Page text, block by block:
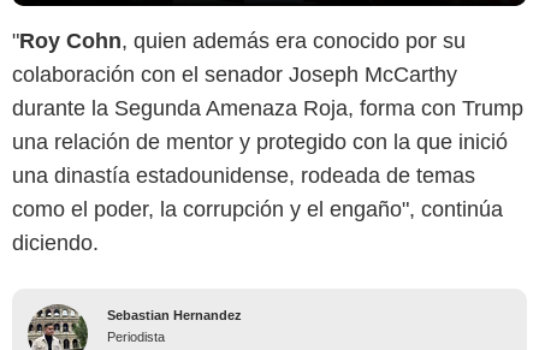
"Roy Cohn, quien además era conocido por su
colaboración con el senador Joseph McCarthy
durante la Segunda Amenaza Roja, forma con Trump
una relación de mentor y protegido con la que inició
una dinastía estadounidense, rodeada de temas
como el poder, la corrupción y el engaño", continúa
diciendo.
Sebastian Hernandez
Periodista